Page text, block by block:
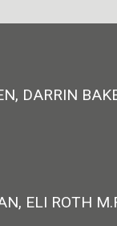
DARRIN
ELI ROTH